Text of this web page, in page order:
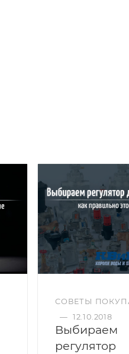
СОВЕТЫ
— 12.10.2018
Выбираем
регулятор